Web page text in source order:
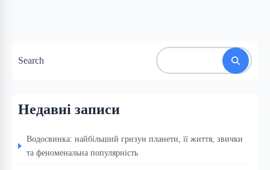
Search
Недавні записи
Водосвинка: найбільший гризун планети, її життя, звички
та феноменальна популярність